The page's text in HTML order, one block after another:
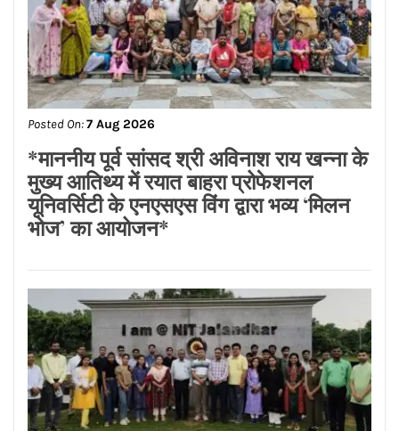
Posted On:7 Aug 2026
ਜਲੰਧਰ ਜ਼ਿਲ੍ਹੇ ’ਚ ਘਰ-ਘਰ ਗਣਨਾ ਪੜ੍ਹਾਅ
ਤਹਿਤ ਸੌ ਫੀਸਦੀ ਕਾਰਜ ਸਫ਼ਲਤਾਪੂਰਵਕ
ਮੁਕੰਮਲ
Posted On:7 Aug 2026
ਵਿਧਾਨ ਸਭਾ ਕਮੇਟੀ ਦੀ ਰਿਪੋਰਟ ਨੇ ਖੋਲ੍ਹੀ